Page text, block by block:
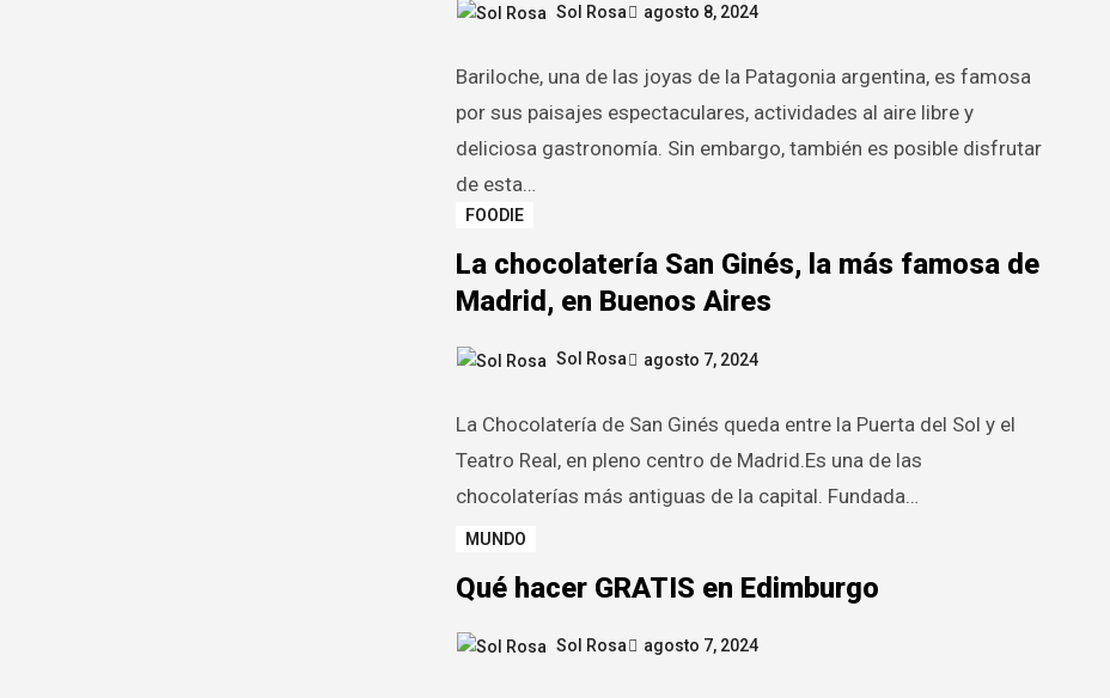
Sol Rosa agosto 8, 2024
Bariloche, una de las joyas de la Patagonia argentina, es famosa
por sus paisajes espectaculares, actividades al aire libre y
deliciosa gastronomía. Sin embargo, también es posible disfrutar
de esta…
FOODIE
La chocolatería San Ginés, la más famosa de
Madrid, en Buenos Aires
Sol Rosa agosto 7, 2024
La Chocolatería de San Ginés queda entre la Puerta del Sol y el
Teatro Real, en pleno centro de Madrid.Es una de las
chocolaterías más antiguas de la capital. Fundada…
MUNDO
Qué hacer GRATIS en Edimburgo
Sol Rosa agosto 7, 2024